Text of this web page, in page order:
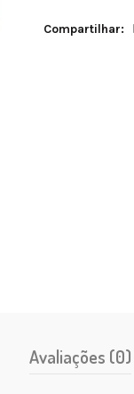
Compartilhar
Avaliações (0)